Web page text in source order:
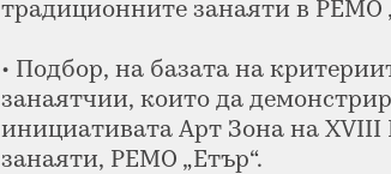
традиционните занаяти в РЕМО
• Подбор, на базата на
занаятчии, които да
инициативата Арт Зона на
занаяти, РЕМО „Етър“.